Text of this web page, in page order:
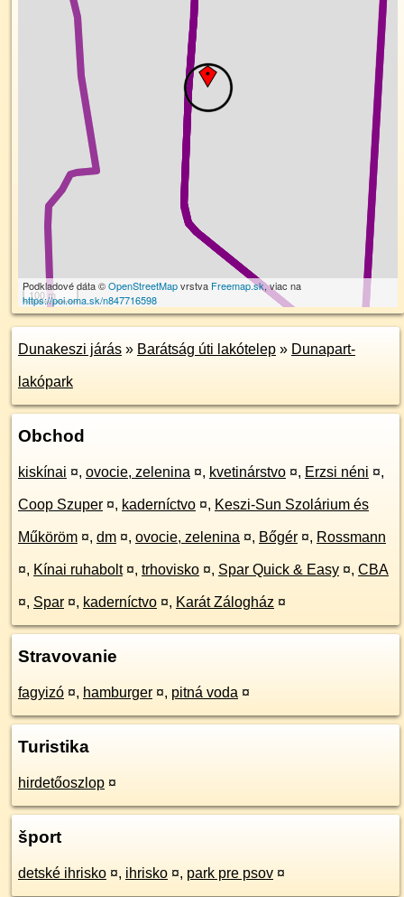
100 m
Podkladové dáta ©OpenStreetMapvrstva Freemap.sk, viac na
https://poi.oma.sk/n847716598
Dunakeszi járás » Barátság úti lakótelep » Dunapart-
lakópark
Obchod
kiskínai ¤, ovocie, zelenina ¤, kvetinárstvo ¤, Erzsi néni ¤,
Coop Szuper ¤, kaderníctvo ¤, Keszi-Sun Szolárium és
Műköröm ¤, dm ¤, ovocie, zelenina ¤, Bőgér ¤, Rossmann
¤, Kínai ruhabolt ¤, trhovisko ¤, Spar Quick & Easy ¤, CBA
¤, Spar ¤, kaderníctvo ¤, Karát Zálogház ¤
Stravovanie
fagyizó ¤, hamburger ¤, pitná voda ¤
Turistika
hirdetőoszlop ¤
šport
detské ihrisko ¤, ihrisko ¤, park pre psov ¤